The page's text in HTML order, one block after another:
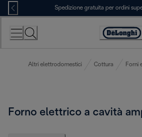
Skip
to
Content
Spedizione gratuita per ordini
Accessibility
Altri elettrodomestici Cottura Forni
Forno elettrico a cavità